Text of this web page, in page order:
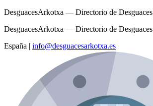
DesguacesArkotxa — Directorio de
DesguacesArkotxa — Directorio de
España | info@desguacesarkotxa.es